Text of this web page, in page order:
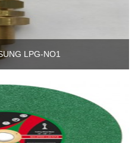
LPG-NO1